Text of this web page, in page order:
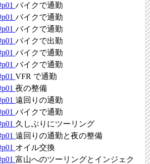
バイクで通勤
バイクで通勤
バイクで通勤
バイクで出勤
バイクで通勤
バイクで通勤
VFR で通勤
夜の整備
遠回りの通勤
バイクで通勤
久しぶりにツーリング
遠回りの通勤と夜の整備
オイル交換
富山へのツーリングとインジェク